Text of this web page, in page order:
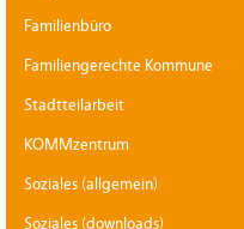
Familienbüro
Familiengerechte Kommune
Stadtteilarbeit
KOMMzentrum
Soziales (allgemein)
Soziales (downloads)